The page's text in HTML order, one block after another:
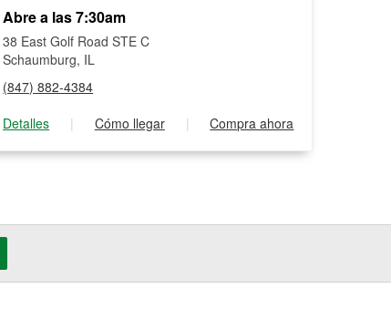
Abre a las 7:30am
38 East Golf Road STE C
Schaumburg, IL
(847) 882-4384
Detalles
| Cómo llegar | Compra ahora